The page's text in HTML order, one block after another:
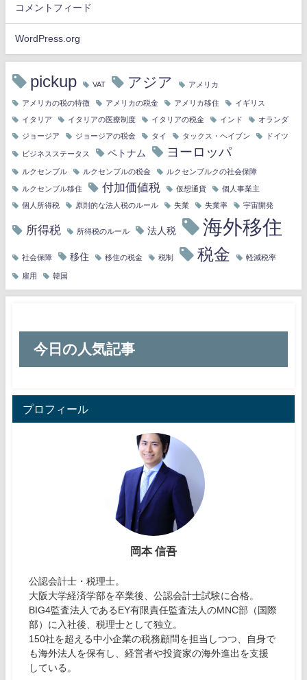
コメントフィード
WordPress.org
pickup VAT アジア アメリカ
アメリカの税の特徴 アメリカの税金 アメリカ移住 イギリス
イタリア イタリアの医療制度 イタリアの税金 インド オランダ
ジョージア ジョージアの税金 タイ タックス・ヘイブン ドイツ
ビジネスステータス ベトナム ヨーロッパ
ルクセンブル ルクセンブルの税金 ルクセンブルクの社会保障
ルクセンブル移住 付加価値税 仮想通貨 個人事業主
個人所得税 原則的な法人税のルール 失業 失業率 宇宙開発
所得税 所得税のルール 法人税 海外移住
社会保障 移住 移住の税金 税制 税金 軽減税率
雇用 韓国
今日の人気記事
プロフィール
岡本 信吾
公認会計士・税理士。
大阪大学経済学部を卒業後、公認会計士試験に合格。
BIG4監査法人であるEY有限責任監査法人のMNC部（国際
部）に入社後、税理士として独立。
150社を超える中小企業の税務顧問を担当しつつ、自身で
も海外法人を保有し、経営者や投資家の海外進出を支援
している。